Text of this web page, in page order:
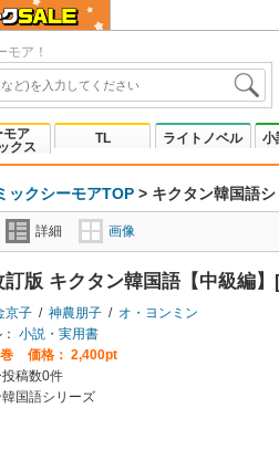
ア！
モア
クス
TL ライトノベル 小
ックシーモアTOP > キクタン韓国語
詳細 画像
訂版 キクタン韓国語【中級編
京子 / 神農朋子 / オ・ヨンミン
小説・実用書
価格： 2,400pt
稿数0件
国語シリーズ